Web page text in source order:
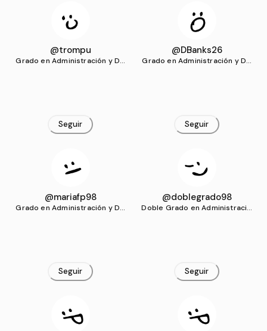
@trompu
Grado en Administración y Dir
Seguir
@DBanks26
Grado en Administración y Dir
Seguir
@mariafp98
Grado en Administración y Dir
Seguir
@doblegrado98
Doble Grado en Administració
Seguir